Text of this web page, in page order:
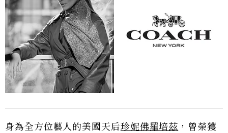
身為全方位藝人的美國天后珍妮佛羅培茲 ，曾榮獲